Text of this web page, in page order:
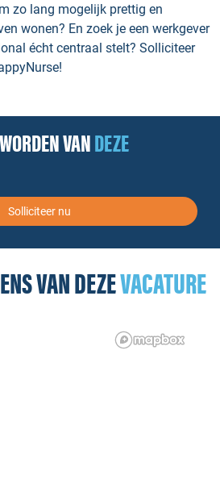
zo lang mogelijk prettig en
wonen? En zoek je een werkgever
écht centraal stelt? Solliciteer
VANDEZE
Solliciteer nu
VAN DEZEVACATURE